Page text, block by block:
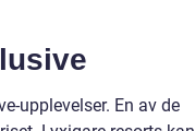
upplevelser. En av de